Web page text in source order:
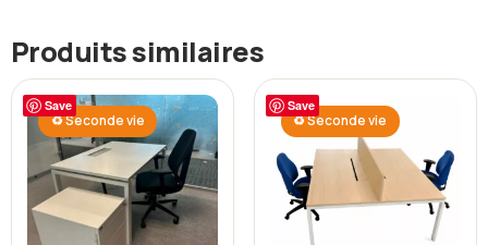
Produits similaires
Save
♻ Seconde vie
Save
♻ Seconde vie